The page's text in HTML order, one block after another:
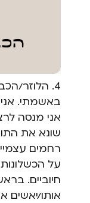
4. הלוזר/
באשמתי.
אני מנסה
שונא את
רחמים
על
חיוביים.
אותו/יאשים